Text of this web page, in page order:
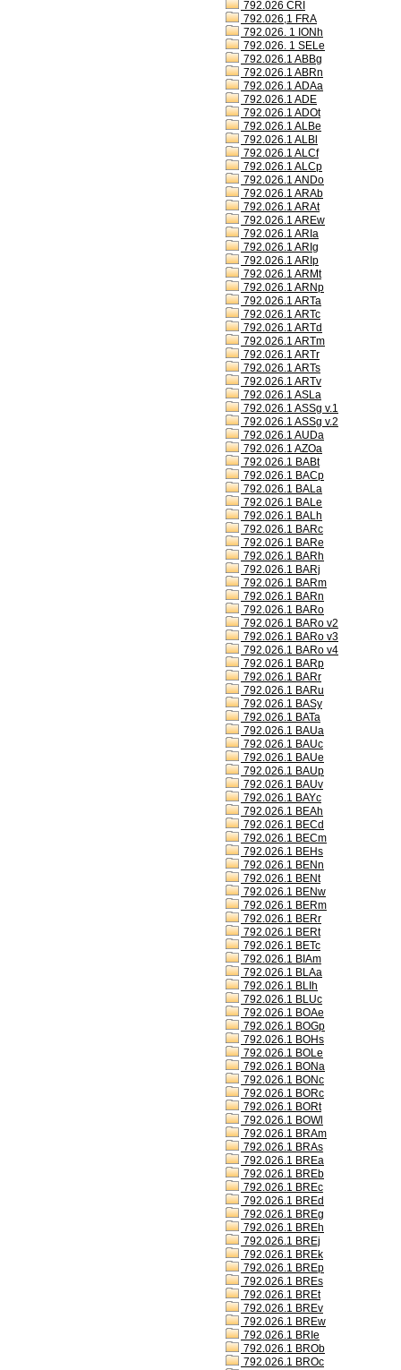
792.026 CRI
792.026,1 FRA
792.026. 1 IONh
792.026. 1 SELe
792.026.1 ABBg
792.026.1 ABRn
792.026.1 ADAa
792.026.1 ADE
792.026.1 ADOt
792.026.1 ALBe
792.026.1 ALBl
792.026.1 ALCf
792.026.1 ALCp
792.026.1 ANDo
792.026.1 ARAb
792.026.1 ARAt
792.026.1 AREw
792.026.1 ARIa
792.026.1 ARIg
792.026.1 ARIp
792.026.1 ARMt
792.026.1 ARNp
792.026.1 ARTa
792.026.1 ARTc
792.026.1 ARTd
792.026.1 ARTm
792.026.1 ARTr
792.026.1 ARTs
792.026.1 ARTv
792.026.1 ASLa
792.026.1 ASSg v.1
792.026.1 ASSg v.2
792.026.1 AUDa
792.026.1 AZOa
792.026.1 BABt
792.026.1 BACp
792.026.1 BALa
792.026.1 BALe
792.026.1 BALh
792.026.1 BARc
792.026.1 BARe
792.026.1 BARh
792.026.1 BARj
792.026.1 BARm
792.026.1 BARn
792.026.1 BARo
792.026.1 BARo v2
792.026.1 BARo v3
792.026.1 BARo v4
792.026.1 BARp
792.026.1 BARr
792.026.1 BARu
792.026.1 BASy
792.026.1 BATa
792.026.1 BAUa
792.026.1 BAUc
792.026.1 BAUe
792.026.1 BAUp
792.026.1 BAUv
792.026.1 BAYc
792.026.1 BEAh
792.026.1 BECd
792.026.1 BECm
792.026.1 BEHs
792.026.1 BENn
792.026.1 BENt
792.026.1 BENw
792.026.1 BERm
792.026.1 BERr
792.026.1 BERt
792.026.1 BETc
792.026.1 BIAm
792.026.1 BLAa
792.026.1 BLIh
792.026.1 BLUc
792.026.1 BOAe
792.026.1 BOGp
792.026.1 BOHs
792.026.1 BOLe
792.026.1 BONa
792.026.1 BONc
792.026.1 BORc
792.026.1 BORt
792.026.1 BOWl
792.026.1 BRAm
792.026.1 BRAs
792.026.1 BREa
792.026.1 BREb
792.026.1 BREc
792.026.1 BREd
792.026.1 BREg
792.026.1 BREh
792.026.1 BREj
792.026.1 BREk
792.026.1 BREp
792.026.1 BREs
792.026.1 BREt
792.026.1 BREv
792.026.1 BREw
792.026.1 BRIe
792.026.1 BROb
792.026.1 BROc